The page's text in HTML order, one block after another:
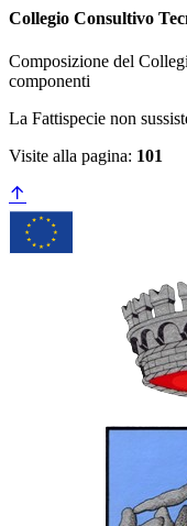
Collegio Consultivo
Composizione del
componenti
La Fattispecie non
Visite alla pagina: 101